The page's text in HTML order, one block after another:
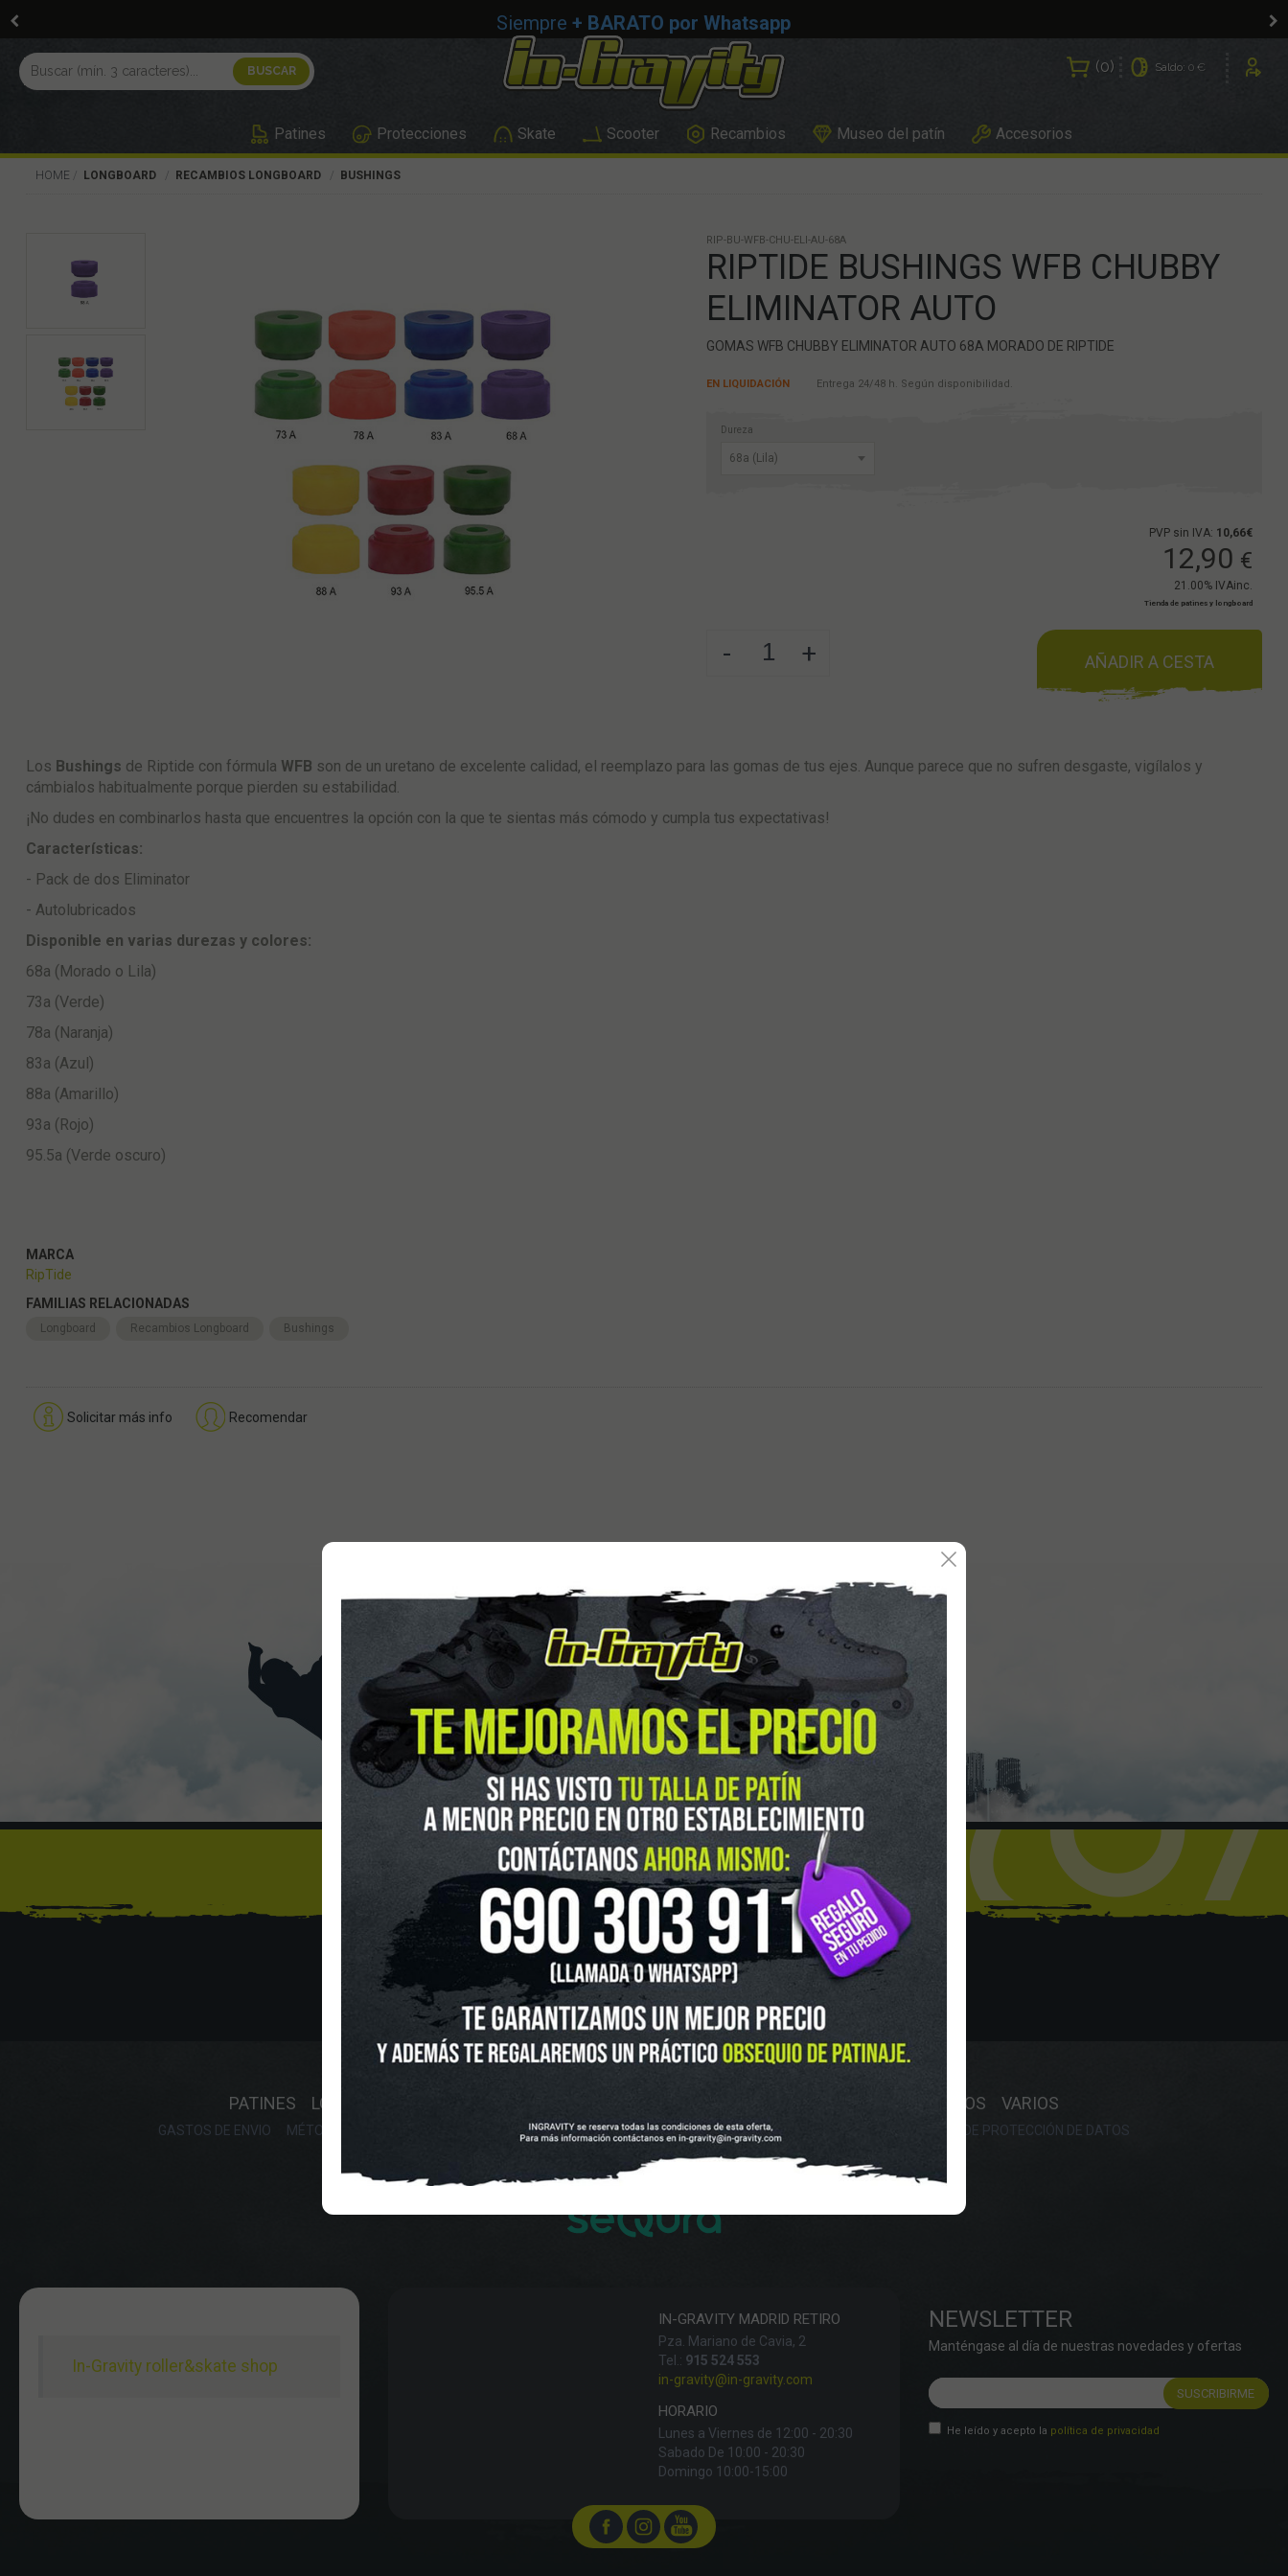
Siempre + BARATO por Whatsapp
0 Saldo: 0 €
Patines Protecciones Skate Scooter Recambios Museo del patín Accesorios
HOME LONGBOARD RECAMBIOS LONGBOARD BUSHINGS
RIP-BU-WFB-CHU-ELI-AU-68A
RIPTIDE BUSHINGS WFB CHUBBY
ELIMINATOR AUTO
GOMAS WFB CHUBBY ELIMINATOR AUTO 68A MORADO DE RIPTIDE
EN LIQUIDACIÓN Entrega 24/48 h. Según disponibilidad.
Dureza
PVP sin IVA: 10,66€
12,90 €
21.00% IVAinc.
Tienda de patines y longboard
- + AÑADIR A CESTA
Los Bushings de Riptide con fórmula WFB son de un uretano de excelente calidad, el reemplazo para las gomas de tus ejes. Aunque parece que no sufren desgaste, vigílalos y
cámbialos habitualmente porque pierden su estabilidad.
¡No dudes en combinarlos hasta que encuentres la opción con la que te sientas más cómodo y cumpla tus expectativas!
Características:
- Pack de dos Eliminator
- Autolubricados
Disponible en varias durezas y colores:
68a (Morado o Lila)
73a (Verde)
78a (Naranja)
83a (Azul)
88a (Amarillo)
93a (Rojo)
95.5a (Verde oscuro)
MARCA
RipTide
FAMILIAS RELACIONADAS
Longboard Recambios Longboard Bushings
Solicitar más info Recomendar
Síguenos en Instagram@ingravityshop
INICIO OUTLET NOVEDADES CLUBS Y ASOCIACIONES SITUACIÓN Y HORARIO
PATINES LONGBOARD RECAMBIOS VARIOS
GASTOS DE ENVIO MÉTODOS DE PAGO, DEVOLUCIONES Y DATOS DE INTERÉS AVISO LEGAL POLÍTICA DE COOKIES POLÍTICA DE PROTECCIÓN DE DATOS
FINANCIA CON:
In-Gravity roller&skate shop
IN-GRAVITY MADRID RETIRO
Pza. Mariano de Cavia, 2
Tel.: 915 524 553
in-gravity@in-gravity.com
HORARIO
Lunes a Viernes de 12:00 - 20:30
Sabado De 10:00 - 20:30
Domingo 10:00-15:00
NEWSLETTER
Manténgase al día de nuestras novedades y ofertas
He leído y acepto la política de privacidad